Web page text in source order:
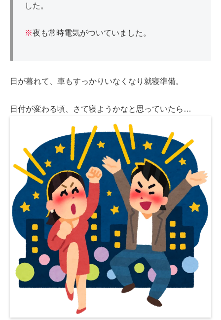
した。
※夜も常時電気がついていました。
日が暮れて、車もすっかりいなくなり就寝準備。
日付が変わる頃、さて寝ようかなと思っていたら…